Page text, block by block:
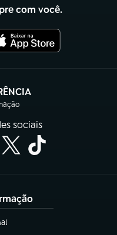
com você.
em nova aba)
sociais
aba)